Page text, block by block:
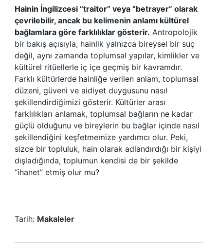
Hainin İngilizcesi “traitor” veya “betrayer” olarak
çevrilebilir, ancak bu kelimenin anlamı kültürel
bağlamlara göre farklılıklar gösterir. Antropolojik
bir bakış açısıyla, hainlik yalnızca bireysel bir suç
değil, aynı zamanda toplumsal yapılar, kimlikler ve
kültürel ritüellerle iç içe geçmiş bir kavramdır.
Farklı kültürlerde hainliğe verilen anlam, toplumsal
düzeni, güveni ve aidiyet duygusunu nasıl
şekillendirdiğimizi gösterir. Kültürler arası
farklılıkları anlamak, toplumsal bağların ne kadar
güçlü olduğunu ve bireylerin bu bağlar içinde nasıl
şekillendiğini keşfetmemize yardımcı olur. Peki,
sizce bir topluluk, hain olarak adlandırdığı bir kişiyi
dışladığında, toplumun kendisi de bir şekilde
“ihanet” etmiş olur mu?
Tarih: Makaleler